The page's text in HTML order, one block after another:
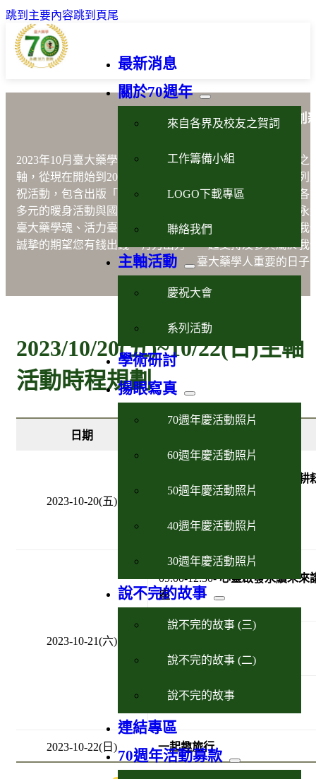
跳到主要內容跳到頁尾
最新消息
關於70週年
來自各界及校友之賀詞
工作籌備小組
LOGO下載專區
聯絡我們
主軸活動
慶祝大會
系列活動
學術研討
揚眼寫真
70週年慶活動照片
60週年慶活動照片
50週年慶活動照片
40週年慶活動照片
30週年慶活動照片
說不完的故事
說不完的故事 (三)
說不完的故事 (二)
說不完的故事
連結專區
70週年活動募款
藥學永續活力創
2023年10月臺大藥學70週年以藥學「永續、活力、創新」
之
軸，從現在開始到2023年10月21日的慶祝晚會將進行一系列
祝活動，包含出版「說不完的故事」、設計紀念品、舉辦各
多元的暖身活動與國際學術研討會等，以嶄新之形式展現永
臺大藥學魂、活力臺大藥學人及創新臺大藥學院之風貌。我
誠摯的期望您有錢出錢，有力出力，一起支持及參與屬於我
臺大藥學人重要的日子
2023/10/20(五)~10/22(日)主軸
活動時程規劃
日期
2023-10-20(五)
［邁向卓越-藥學耕
七十載］
學術 研討會
2023-10-21(六)
09:00-12:30-心靈啟發永續未來
座
18:00-21:30-慶祝晚宴
2023-10-22(日) 一起趣旅行